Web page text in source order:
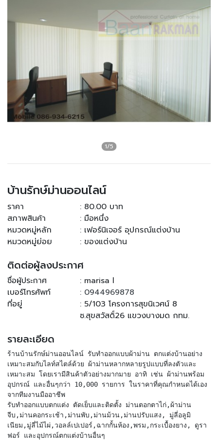
บ้านรักษ์ม่านออนไลน์
ราคา
: 80.00 บาท
สภาพสินค้า
: มือหนึ่ง
หมวดหมู่หลัก
: เฟอร์นิเจอร์ อุปกรณ์แต่งบ้าน
หมวดหมู่ย่อย
: ของแต่งบ้าน
ติดต่อผู้ลงประกาศ
ชื่อผู้ประกาศ
: marisa l
เบอร์โทรศัพท์
: 0944969878
ที่อยู่
: 5/103 โครงการสุขนิเวศน์ 8
ซ.สุขสวัสดิ์26 แขวงบางมด กทม.
รายละเอียด
ร้านบ้านรักษ์ม่านออนไลน์ รับทำออกแบบผ้าม่าน ตกแต่งบ้านอย่าง
เหมาะสมกับไลท์สไตล์ด้วย ผ้าม่านหลากหลายรูปแบบที่ลงตัวและ
เหมาะสม โดยเรามีสินค้าตัวอย่างมากมาย อาทิ เช่น ผ้าม่านพร้อม
อุปกรณ์ และอื่นๆกว่า 10,000 รายการ ในราคาที่คุณกำหนดได้เอง
จากทีมงานมืออาชีพ
รับทำออกแบบตกแต่ง ตัดเย็บและติดตั้ง ม่านตอกตาไก่,ผ้าม่าน
จีบ,ม่านคอกระเช้า,ม่านพับ,ม่านม้วน,ม่านปรับแสง, มู่ลี่อลูมิ
เนียม,มู่ลี่ไม้ไผ่,วอลล์เปเปอร์,ฉากกั้นห้อง,พรม,กระเบื้องยาง, ดูรา
ฟอร์ และอุปกรณ์ตกแต่งบ้านอื่นๆ